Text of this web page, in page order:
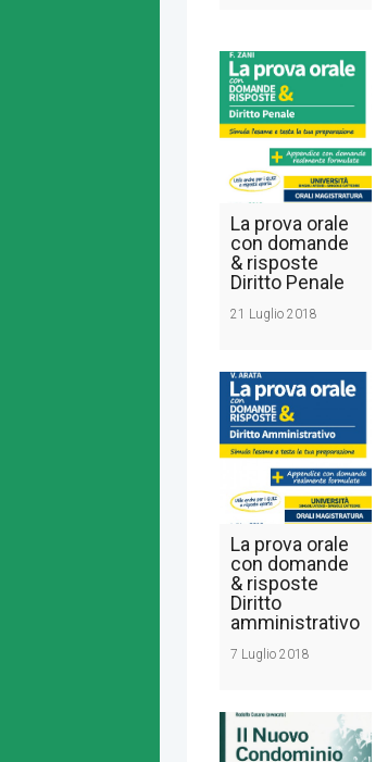
La prova orale
con domande
& risposte
Diritto Penale
21 Luglio 2018
La prova orale
con domande
& risposte
Diritto
amministrativo
7 Luglio 2018